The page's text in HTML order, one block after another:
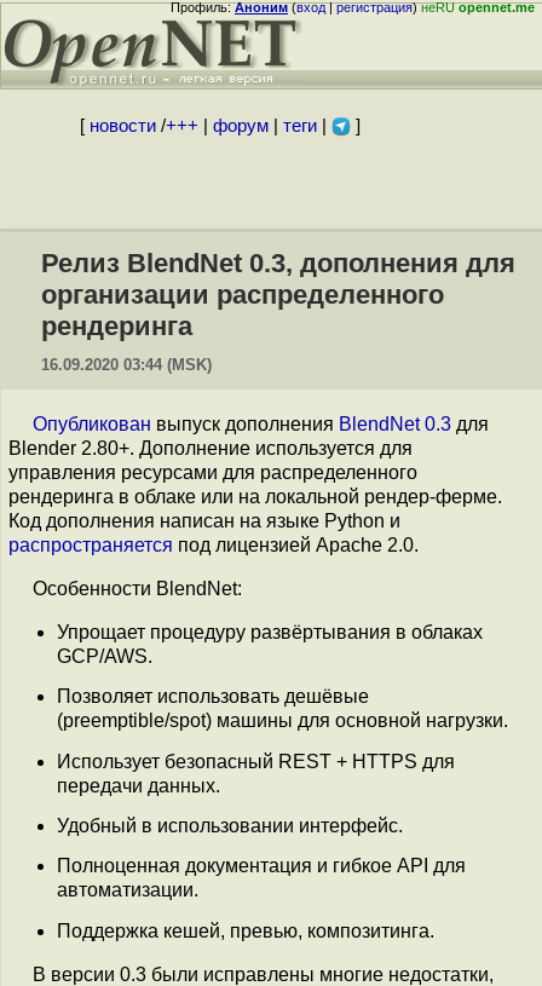
Профиль:Аноним(вход|регистрация)неRUopennet.me
[ новости/+++ форум| теги| ]
Релиз BlendNet 0.3, дополнения для
организации распределенного
рендеринга
16.09.2020 03:44 (MSK)
Опубликован выпуск дополнения BlendNet 0.3 для
Blender 2.80+. Дополнение используется для
управления ресурсами для распределенного
рендеринга в облаке или на локальной рендер-ферме.
Код дополнения написан на языке Python и
распространяется под лицензией Apache 2.0.
Особенности BlendNet:
Упрощает процедуру развёртывания в облаках
GCP/AWS.
Позволяет использовать дешёвые
(preemptible/spot) машины для основной нагрузки.
Использует безопасный REST + HTTPS для
передачи данных.
Удобный в использовании интерфейс.
Полноценная документация и гибкое API для
автоматизации.
Поддержка кешей, превью, композитинга.
В версии 0.3 были исправлены многие недостатки,